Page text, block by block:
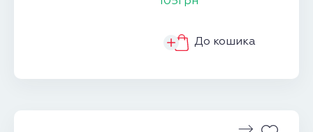
До кошика